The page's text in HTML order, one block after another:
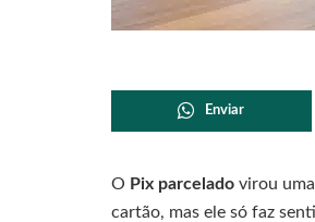
Enviar
O Pix parcelado virou
cartão, mas ele só faz